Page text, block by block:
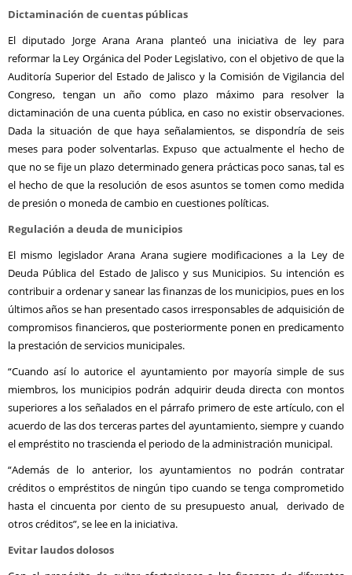
Dictaminación de cuentas públicas
El diputado Jorge Arana Arana planteó una iniciativa de ley para
reformar la Ley Orgánica del Poder Legislativo, con el objetivo de que la
Auditoría Superior del Estado de Jalisco y la Comisión de Vigilancia del
Congreso, tengan un año como plazo máximo para resolver la
dictaminación de una cuenta pública, en caso no existir observaciones.
Dada la situación de que haya señalamientos, se dispondría de seis
meses para poder solventarlas. Expuso que actualmente el hecho de
que no se fije un plazo determinado genera prácticas poco sanas, tal es
el hecho de que la resolución de esos asuntos se tomen como medida
de presión o moneda de cambio en cuestiones políticas.
Regulación a deuda de municipios
El mismo legislador Arana Arana sugiere modificaciones a la Ley de
Deuda Pública del Estado de Jalisco y sus Municipios. Su intención es
contribuir a ordenar y sanear las finanzas de los municipios, pues en los
últimos años se han presentado casos irresponsables de adquisición de
compromisos financieros, que posteriormente ponen en predicamento
la prestación de servicios municipales.
“Cuando así lo autorice el ayuntamiento por mayoría simple de sus
miembros, los municipios podrán adquirir deuda directa con montos
superiores a los señalados en el párrafo primero de este artículo, con el
acuerdo de las dos terceras partes del ayuntamiento, siempre y cuando
el empréstito no trascienda el periodo de la administración municipal.
“Además de lo anterior, los ayuntamientos no podrán contratar
créditos o empréstitos de ningún tipo cuando se tenga comprometido
hasta el cincuenta por ciento de su presupuesto anual, derivado de
otros créditos”, se lee en la iniciativa.
Evitar laudos dolosos